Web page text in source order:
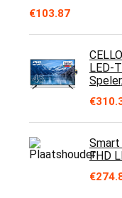
€103.87
LED-
€
Smart
FHD
€